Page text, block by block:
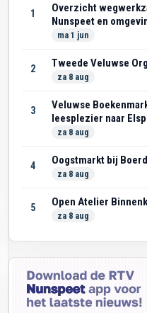
1
Overzicht
Nunspeet en
ma 1 jun
2 Tweede Veluwse
za 8 aug
3
Veluwse
leesplezier naar
za 8 aug
4 Oogstmarkt bij
za 8 aug
5 Open Atelier
za 8 aug